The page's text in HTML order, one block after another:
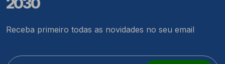
Receba primeiro todas as novidades no seu email